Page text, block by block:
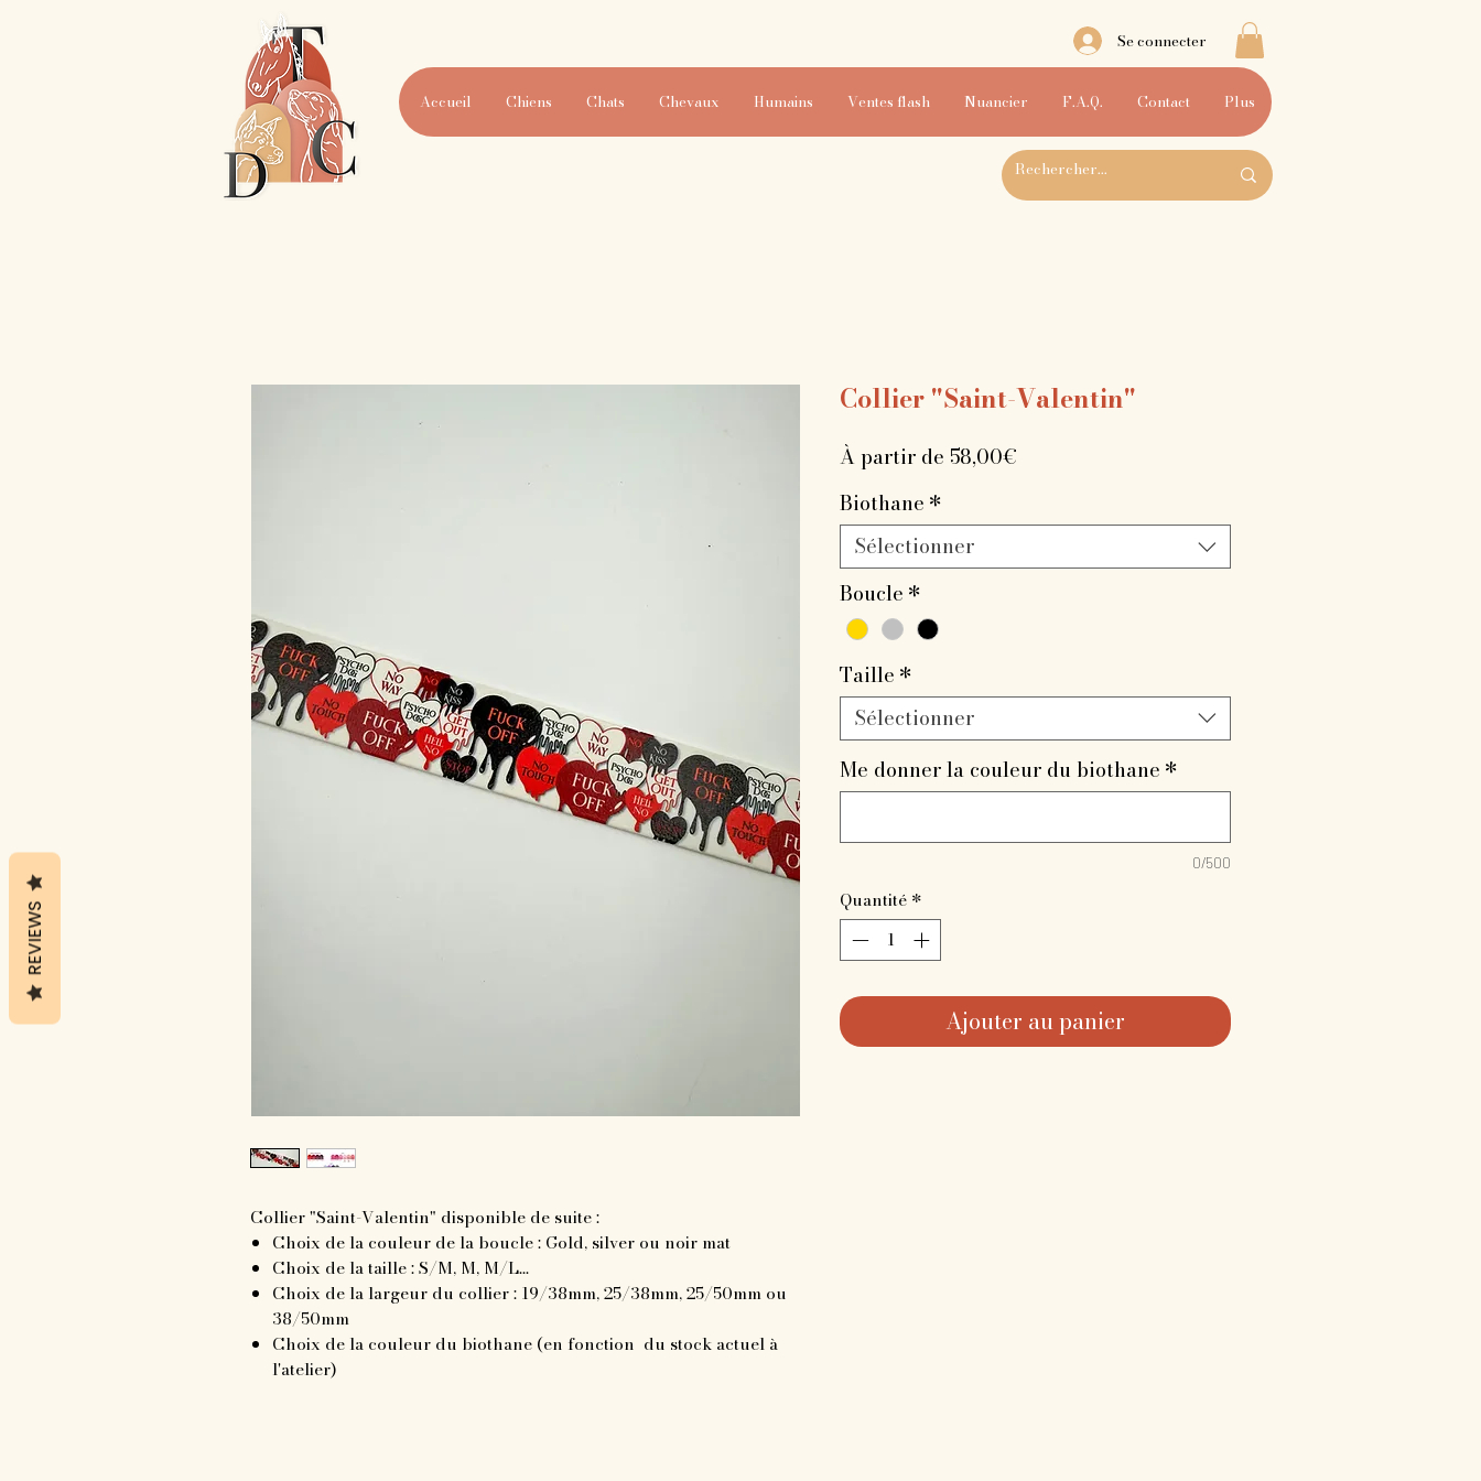
Se connecter
Accueil Chiens Chats Chevaux Humains Ventes flash Nuancier F.A.Q. Contact Plus
Collier "Saint-Valentin" disponible de suite :
Choix de la couleur de la boucle : Gold, silver ou noir mat
Choix de la taille : S/M, M, M/L...
Choix de la largeur du collier : 19/38mm, 25/38mm, 25/50mm ou
38/50mm
Choix de la couleur du biothane (en fonction du stock actuel à
l'atelier)
Collier "Saint-Valentin"
À partir de 58,00€
Biothane *
Sélectionner
Boucle *
Taille *
Sélectionner
Me donner la couleur du biothane *
0/500
Quantité *
Ajouter au panier
REVIEWS